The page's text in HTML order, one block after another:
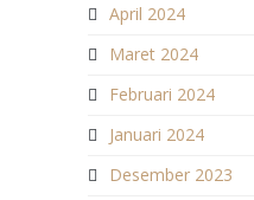
April 2024
Maret 2024
Februari 2024
Januari 2024
Desember 2023